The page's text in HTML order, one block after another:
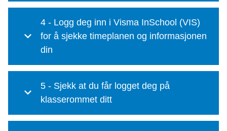
4 - Logg deg inn i Visma InSchool (VIS)
for å sjekke timeplanen og informasjonen
din
5 - Sjekk at du får logget deg på
klasserommet ditt